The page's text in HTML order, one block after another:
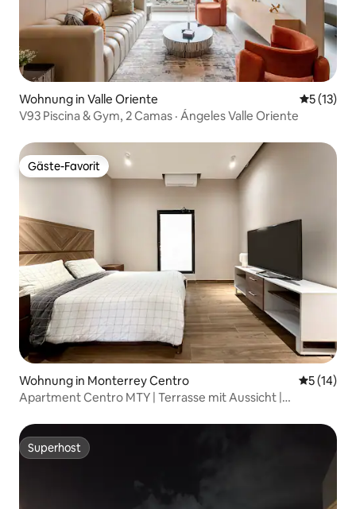
Wohnung in Valle Oriente
5 (13)
V93 Piscina & Gym, 2 Camas · Ángeles Valle Oriente
Gäste-Favorit
Gäste-Favorit
Wohnung in Monterrey Centro
5 (14)
Apartment Centro MTY | Terrasse mit Aussicht |
Superhost
Superhost